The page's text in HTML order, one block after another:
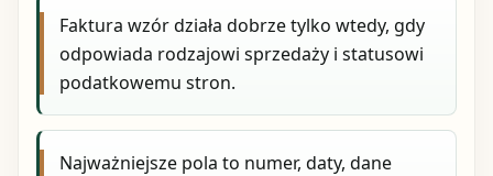
Faktura wzór działa dobrze tylko wtedy, gdy
odpowiada rodzajowi sprzedaży i statusowi
podatkowemu stron.
Najważniejsze pola to numer, daty, dane